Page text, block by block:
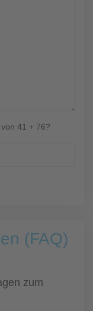
41 + 76?
(FAQ)
zum